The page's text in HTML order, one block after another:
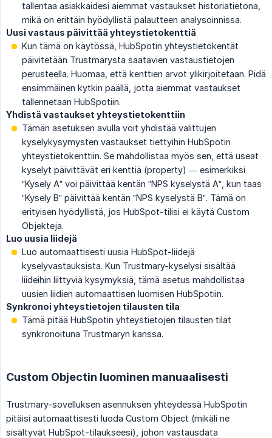
tallentaa asiakkaidesi aiemmat vastaukset historiatietona,
mikä on erittäin hyödyllistä palautteen analysoinnissa.
Uusi vastaus päivittää yhteystietokenttiä
Kun tämä on käytössä, HubSpotin yhteystietokentät
päivitetään Trustmarysta saatavien vastaustietojen
perusteella. Huomaa, että kenttien arvot ylikirjoitetaan. Pidä
ensimmäinen kytkin päällä, jotta aiemmat vastaukset
tallennetaan HubSpotiin.
Yhdistä vastaukset yhteystietokenttiin
Tämän asetuksen avulla voit yhdistää valittujen
kyselykysymysten vastaukset tiettyihin HubSpotin
yhteystietokenttiin. Se mahdollistaa myös sen, että useat
kyselyt päivittävät eri kenttiä (property) — esimerkiksi
”Kysely A” voi päivittää kentän ”NPS kyselystä A”, kun taas
”Kysely B” päivittää kentän ”NPS kyselystä B”. Tämä on
erityisen hyödyllistä, jos HubSpot-tilisi ei käytä Custom
Objekteja.
Luo uusia liidejä
Luo automaattisesti uusia HubSpot-liidejä
kyselyvastauksista. Kun Trustmary-kyselysi sisältää
liideihin liittyviä kysymyksiä, tämä asetus mahdollistaa
uusien liidien automaattisen luomisen HubSpotiin.
Synkronoi yhteystietojen tilausten tila
Tämä pitää HubSpotin yhteystietojen tilausten tilat
synkronoituna Trustmaryn kanssa.
Custom Objectin luominen manuaalisesti
Trustmary-sovelluksen asennuksen yhteydessä HubSpotin
pitäisi automaattisesti luoda Custom Object (mikäli ne
sisältyvät HubSpot-tilaukseesi), johon vastausdata